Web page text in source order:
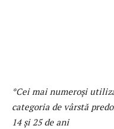
*Cei mai numeroși
categoria de vârstă
14 și 25 de ani